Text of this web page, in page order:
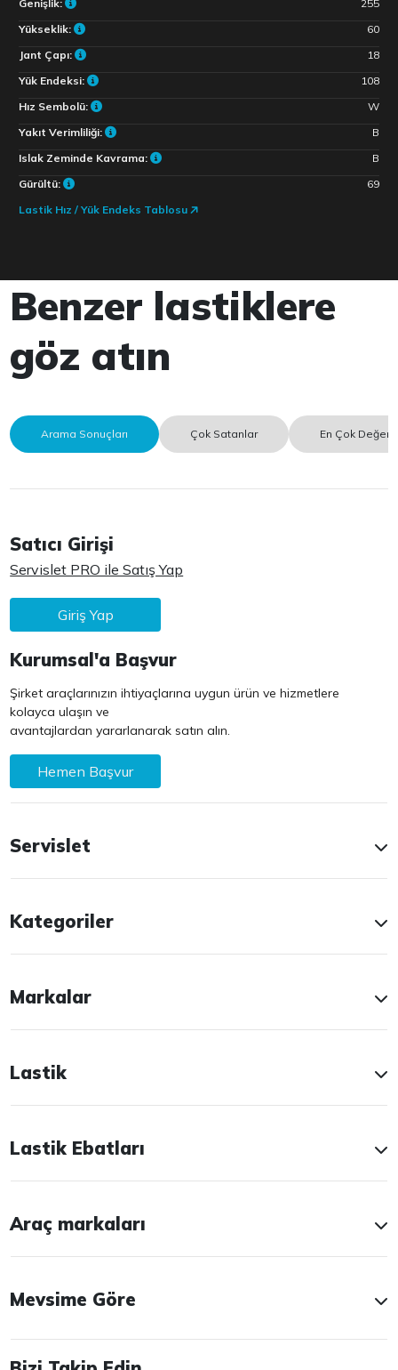
Genişlik:
255
Yükseklik:
60
Jant Çapı:
18
Yük Endeksi:
108
Hız Sembolü:
W
Yakıt Verimliliği:
B
Islak Zeminde Kavrama:
B
Gürültü:
69
Lastik Hız / Yük Endeks Tablosu
Benzer lastiklere
göz atın
Arama Sonuçları Çok Satanlar En Çok
Satıcı Girişi
Servislet PRO ile Satış Yap
Giriş Yap
Kurumsal'a Başvur
Şirket araçlarınızın ihtiyaçlarına uygun ürün ve hizmetlere
kolayca ulaşın ve
avantajlardan yararlanarak satın alın.
Hemen Başvur
Servislet
Kategoriler
Markalar
Lastik
Lastik Ebatları
Araç markaları
Mevsime Göre